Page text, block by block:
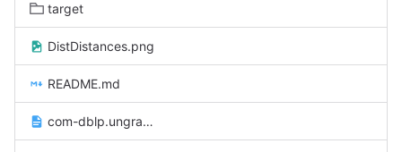
target
DistDistances.png
README.md
com-dblp.ungraph.txt